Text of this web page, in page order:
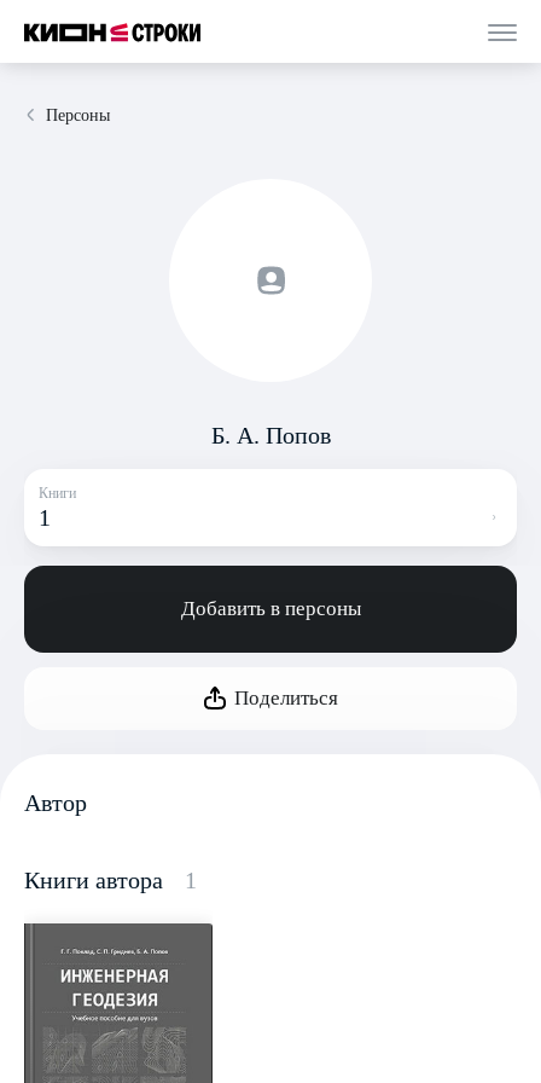
Персоны
Б. А. Попов
Книги
1
Добавить в персоны
Поделиться
Автор
Книги автора 1